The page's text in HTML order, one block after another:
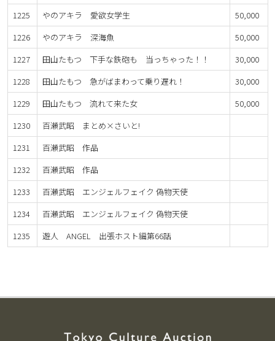
1225
やのアキラ 愛欲女学生
50,000
1226
やのアキラ 深海魚
50,000
1227
田山たもつ 下手な鉄砲も 当っちゃった！！
30,000
1228
田山たもつ 急がばまわって乗り遅れ！
30,000
1229
田山たもつ 流れて来た女
50,000
1230
百瀬武昭 まとめ×さいと!
1231
百瀬武昭 作品
1232
百瀬武昭 作品
1233
百瀬武昭 エンジェルフェイク 偽物天使
1234
百瀬武昭 エンジェルフェイク 偽物天使
1235
遊人 ANGEL 出張ホスト編第66話